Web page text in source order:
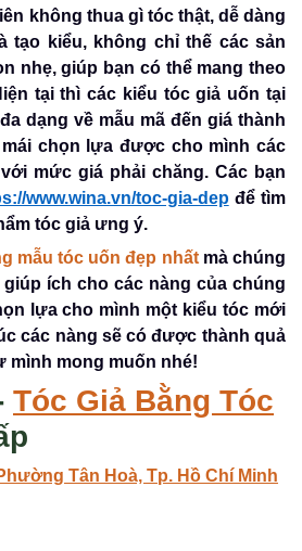
không thua gì tóc thật, dễ dàng
tạo kiểu, không chỉ thế các sản
nhẹ, giúp bạn có thể mang theo
tại thì các kiểu tóc giả uốn tại
dạng về mẫu mã đến giá thành
chọn lựa được cho mình các
mức giá phải chăng. Các bạn
www.wina.vn/toc-gia-depđể tìm
tóc giả ưng ý.
mẫu tóc uốn đẹp nhất mà chúng
ích cho các nàng của chúng
lựa cho mình một kiểu tóc mới
các nàng sẽ có được thành quả
mình mong muốn nhé!
Tóc Giả Bằng Tóc
Tân Hoà, Tp. Hồ Chí Minh